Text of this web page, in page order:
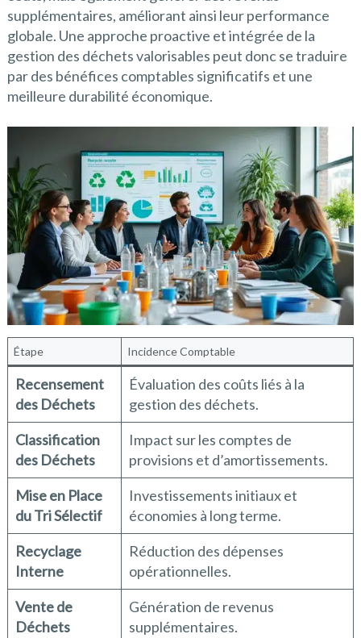
supplémentaires, améliorant ainsi leur performance
globale. Une approche proactive et intégrée de la
gestion des déchets valorisables peut donc se traduire
par des bénéfices comptables significatifs et une
meilleure durabilité économique.
Étape Incidence Comptable
Recensement
des Déchets
Évaluation des coûts liés à la
gestion des déchets.
Classification
des Déchets
Impact sur les comptes de
provisions et d’amortissements.
Mise en Place
du Tri Sélectif
Investissements initiaux et
économies à long terme.
Recyclage
Interne
Réduction des dépenses
opérationnelles.
Vente de
Déchets
Génération de revenus
supplémentaires.